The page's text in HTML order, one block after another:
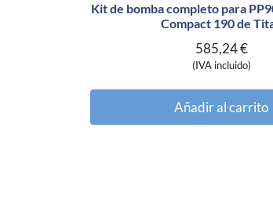
Kit de bomba completo para
Compact 190 de
585,24€
(IVA incluido)
Añadir al carrito